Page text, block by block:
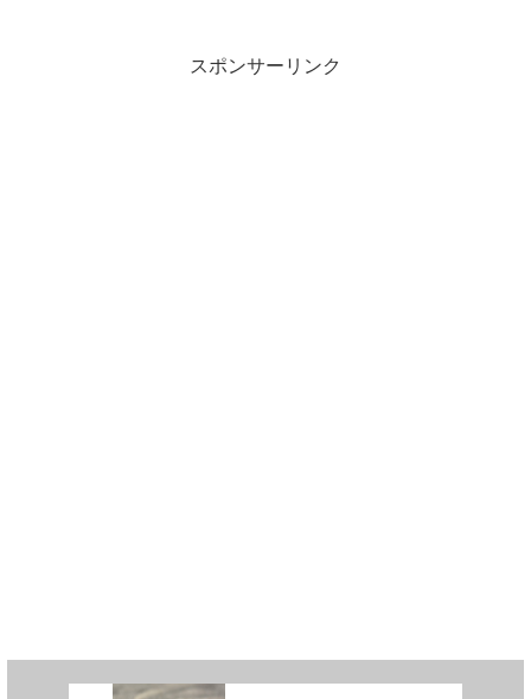
でにいくつかの国で犯罪捜査に利
せん。バックアップは当然です
が、使うデバイスも考える必要が
スポンサーリンク